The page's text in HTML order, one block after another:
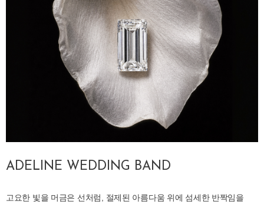
ADELINE WEDDING BAND
고요한 빛을 머금은 선처럼, 절제된 아름다움 위에 섬세한 반짝임을